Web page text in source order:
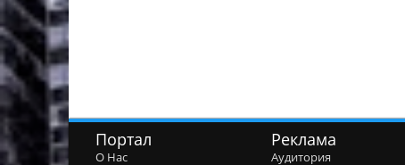
Портал
О Нас
Реклама
Аудитория